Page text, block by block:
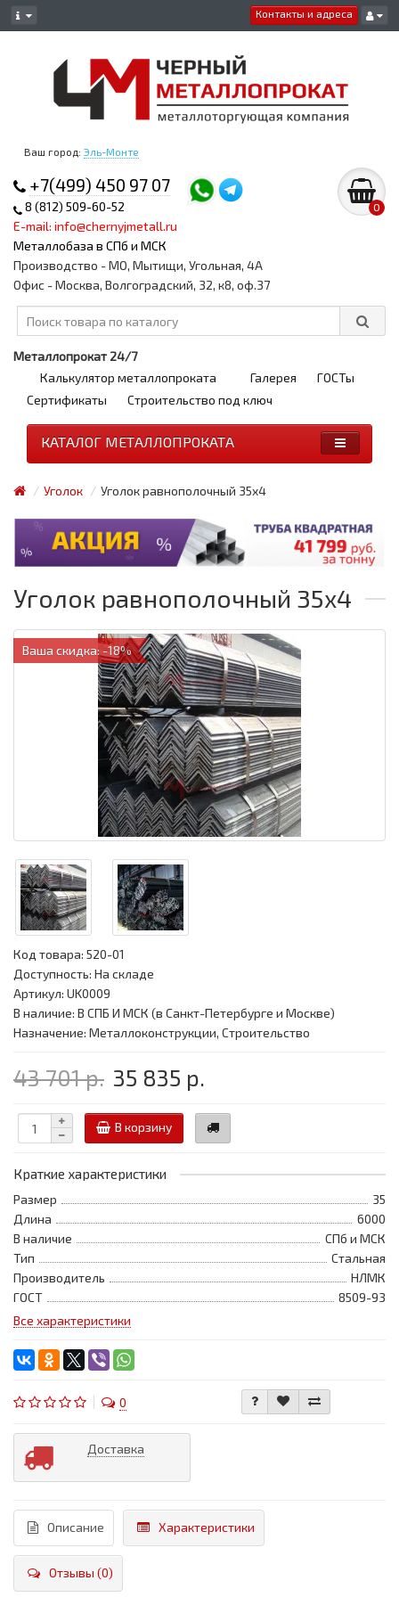
Контакты и адреса
Ваш город: Эль-Монте
+7(499) 450 97 07
8 (812) 509-60-52
E-mail: info@chernyjmetall.ru
Металлобаза в СПб и МСК
0
Производство - МО, Мытищи, Угольная, 4А
Офис - Москва, Волгоградский, 32, к8, оф.37
Металлопрокат 24/7
Калькулятор металлопроката
Галерея
ГОСТы
Сертификаты
Строительство под ключ
КАТАЛОГ МЕТАЛЛОПРОКАТА
Уголок Уголок равнополочный 35x4
Уголок равнополочный 35x4
Ваша скидка: -18%
Код товара: 520-01
Доступность: На складе
Артикул: UK0009
В наличие: В СПБ И МСК (в Санкт-Петербурге и Москве)
Назначение: Металлоконструкции, Строительство
43 701 р. 35 835 р.
В корзину
Краткие характеристики
Размер
35
Длина
6000
В наличие
СПб и МСК
Тип
Стальная
Производитель
НЛМК
ГОСТ
8509-93
Все характеристики
0
Доставка
Описание Характеристики
Отзывы (0)